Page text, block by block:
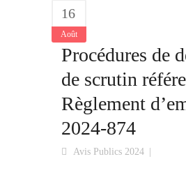
16
Août
Procédures de
de scrutin
Règlement
2024-874
Avis Publics 2024